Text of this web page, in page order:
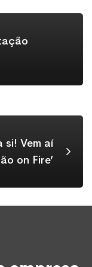
si! Vem aí
on Fire’